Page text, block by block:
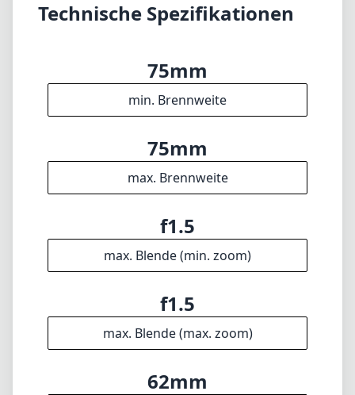
Technische Spezifikationen
75mm
min. Brennweite
75mm
max. Brennweite
f1.5
max. Blende (min. zoom)
f1.5
max. Blende (max. zoom)
62mm